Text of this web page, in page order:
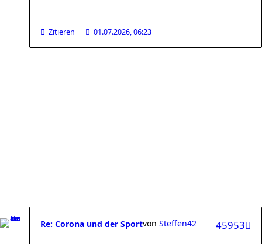
Zitieren 01.07.2026, 06:23
Re: Corona und der Sport 45953
von Steffen42